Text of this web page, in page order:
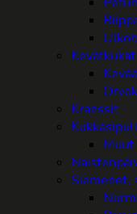
Kevätkukat
Kranssit
Siemenet,